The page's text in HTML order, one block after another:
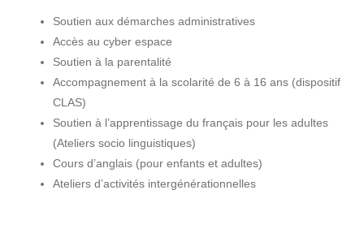
Soutien aux démarches administratives
Accès au cyber espace
Soutien à la parentalité
Accompagnement à la scolarité de 6 à 16 ans (dispositif
CLAS)
Soutien à l’apprentissage du français pour les adultes
(Ateliers socio linguistiques)
Cours d’anglais (pour enfants et adultes)
Ateliers d’activités intergénérationnelles